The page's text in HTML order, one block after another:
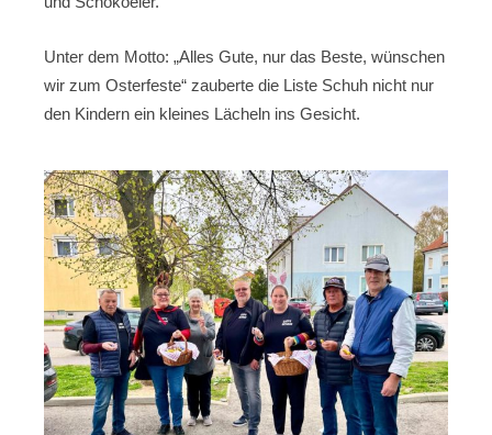
Unter dem Motto: „Alles Gute, nur das Beste, wünschen
wir zum Osterfeste“ zauberte die Liste Schuh nicht nur
den Kindern ein kleines Lächeln ins Gesicht.